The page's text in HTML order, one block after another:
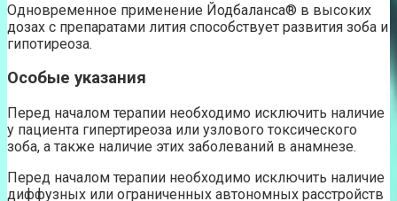
Одновременное применение Йодбаланса® в высоких
дозах с препаратами лития способствует развития зоба и
гипотиреоза.
Особые указания
Перед началом терапии необходимо исключить наличие
у пациента гипертиреоза или узлового токсического
зоба, а также наличие этих заболеваний в анамнезе.
Перед началом терапии необходимо исключить наличие
диффузных или ограниченных автономных расстройств